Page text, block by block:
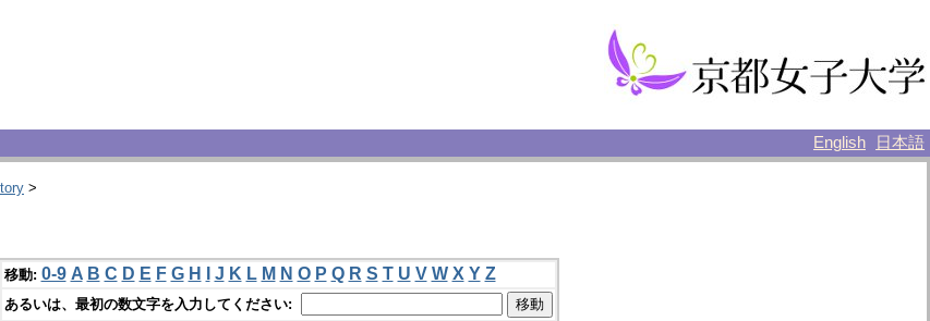
English 日本語
>
移動: 0-9 A B C D E F G H J K L M N O P Q R S T U V W X Y Z
あるいは、最初の数文字を入力してください: